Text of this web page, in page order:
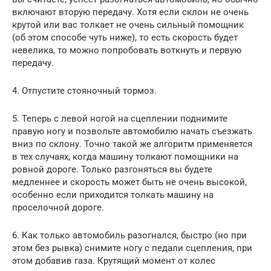
включают вторую передачу. Хотя если склон не очень
крутой или вас толкает не очень сильный помощник
(об этом способе чуть ниже), то есть скорость будет
невелика, то можно попробовать воткнуть и первую
передачу.
4. Отпустите стояночный тормоз.
5. Теперь с левой ногой на сцеплении поднимите
правую ногу и позвольте автомобилю начать съезжать
вниз по склону. Точно такой же алгоритм применяется
в тех случаях, когда машину толкают помощники на
ровной дороге. Только разгоняться вы будете
медленнее и скорость может быть не очень высокой,
особенно если приходится толкать машину на
проселочной дороге.
6. Как только автомобиль разогнался, быстро (но при
этом без рывка) снимите ногу с педали сцепления, при
этом добавив газа. Крутящий момент от колес